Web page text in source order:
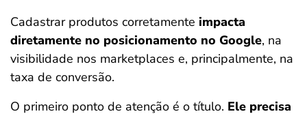
Cadastrar produtos corretamente impacta
diretamente no posicionamento no Google, na
visibilidade nos marketplaces e, principalmente, na
taxa de conversão.
O primeiro ponto de atenção é o título. Ele precisa